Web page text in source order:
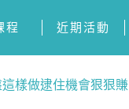
程 近期活動
樣做逮住機會狠狠賺